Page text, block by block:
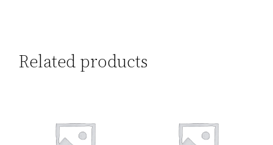
Related products